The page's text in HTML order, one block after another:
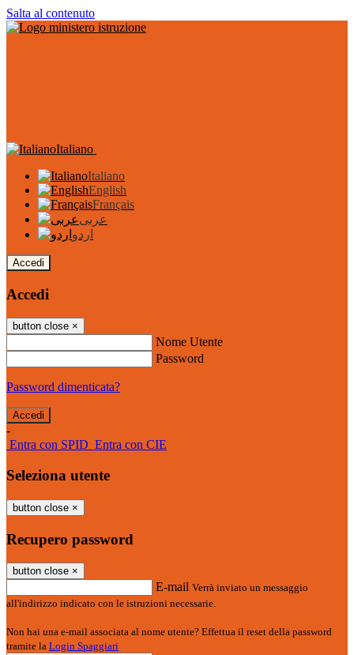
Salta al contenuto
Italiano
Italiano
English
Français
عربى
اردو
Accedi
Accedi
button close ×
Nome Utente
Password
Password dimenticata?
-
Entra con SPID Entra con CIE
Seleziona utente
button close ×
Recupero password
button close ×
E-mail Verrà inviato un messaggio
all'indirizzo indicato con le istruzioni necessarie.
Non hai una e-mail associata al nome utente? Effettua il reset della password
tramite la Login Spaggiari